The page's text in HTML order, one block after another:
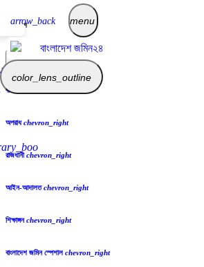
বাংলাদেশ
×
বাংলাদেশ
অপরাধchevron_right
রাজধানীchevron_right
আইন-আদালতchevron_right
শিক্ষাঙ্গনchevron_right
বাংলাদেশ জমিন স্পেশাল chevron_right
arrow_back menu
color_lens_outline